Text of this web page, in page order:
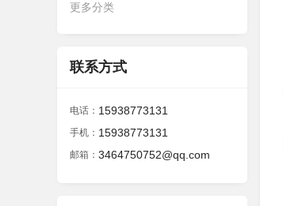
更多分类
联系方式
电话： 15938773131
手机： 15938773131
邮箱： 3464750752@qq.com